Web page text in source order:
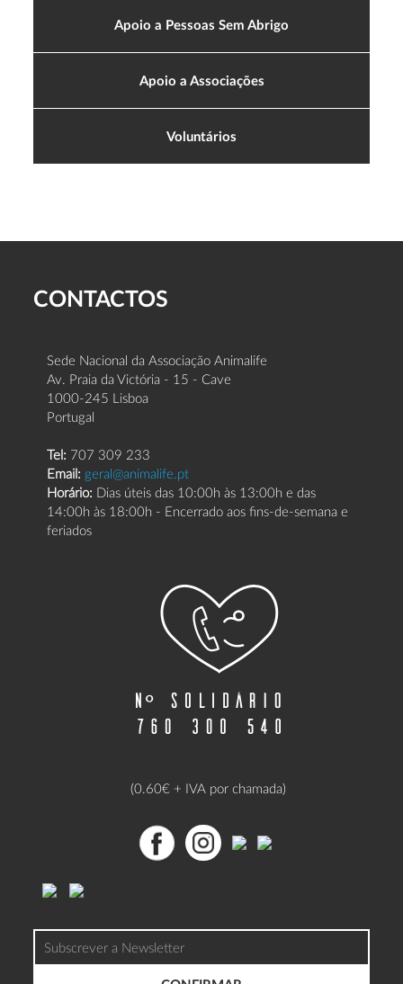
Apoio a Pessoas Sem Abrigo
Apoio a Associações
Voluntários
CONTACTOS
Sede Nacional da Associação Animalife
Av. Praia da Victória - 15 - Cave
1000-245 Lisboa
Portugal
Tel: 707 309 233
Email: geral@animalife.pt
Horário: Dias úteis das 10:00h às 13:00h e das
14:00h às 18:00h - Encerrado aos fins-de-semana e
feriados
(0.60€ + IVA por chamada)